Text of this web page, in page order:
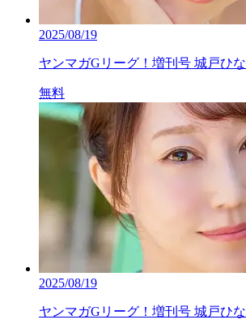
2025/08/19
ヤンマガGリーグ！増刊号 城戸ひな
無料
2025/08/19
ヤンマガGリーグ！増刊号 城戸ひな